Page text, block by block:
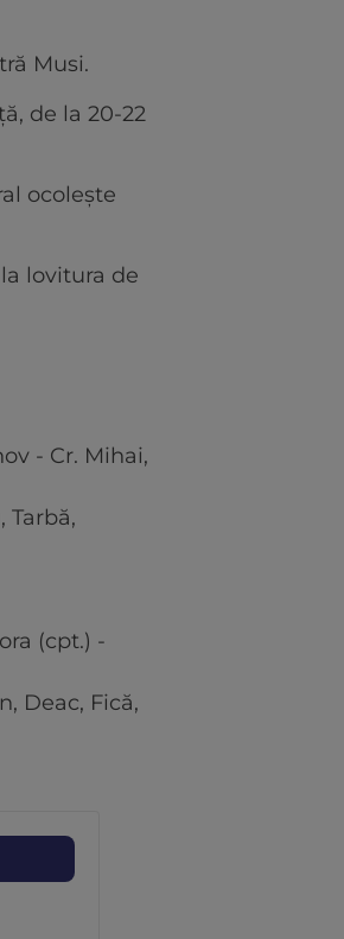
Musi.
de la 20-22
ocolește
lovitura de
- Cr. Mihai,
Tarbă,
(cpt.) -
Deac, Fică,